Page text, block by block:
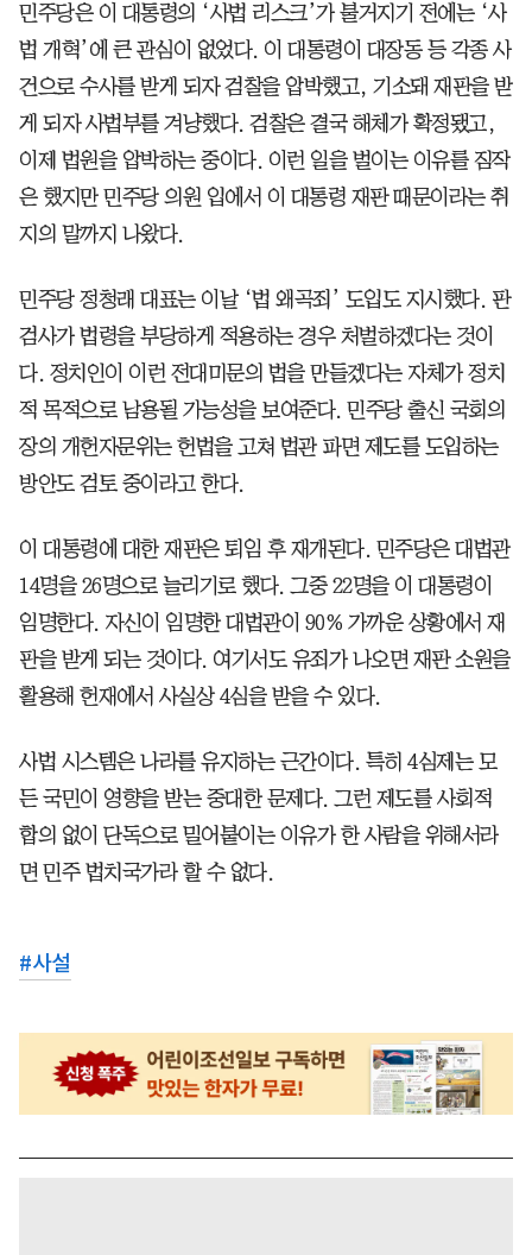
민주당은 이 대통령의 ‘사법 리스크’가 불거지기 전에는 ‘사
법 개혁’에 큰 관심이 없었다. 이 대통령이 대장동 등 각종 사
건으로 수사를 받게 되자 검찰을 압박했고, 기소돼 재판을 받
게 되자 사법부를 겨냥했다. 검찰은 결국 해체가 확정됐고,
이제 법원을 압박하는 중이다. 이런 일을 벌이는 이유를 짐작
은 했지만 민주당 의원 입에서 이 대통령 재판 때문이라는 취
지의 말까지 나왔다.
민주당 정청래 대표는 이날 ‘법 왜곡죄’ 도입도 지시했다. 판
검사가 법령을 부당하게 적용하는 경우 처벌하겠다는 것이
다. 정치인이 이런 전대미문의 법을 만들겠다는 자체가 정치
적 목적으로 남용될 가능성을 보여준다. 민주당 출신 국회의
장의 개헌자문위는 헌법을 고쳐 법관 파면 제도를 도입하는
방안도 검토 중이라고 한다.
이 대통령에 대한 재판은 퇴임 후 재개된다. 민주당은 대법관
14명을 26명으로 늘리기로 했다. 그중 22명을 이 대통령이
임명한다. 자신이 임명한 대법관이 90% 가까운 상황에서 재
판을 받게 되는 것이다. 여기서도 유죄가 나오면 재판 소원을
활용해 헌재에서 사실상 4심을 받을 수 있다.
사법 시스템은 나라를 유지하는 근간이다. 특히 4심제는 모
든 국민이 영향을 받는 중대한 문제다. 그런 제도를 사회적
합의 없이 단독으로 밀어붙이는 이유가 한 사람을 위해서라
면 민주 법치국가라 할 수 없다.
#사설